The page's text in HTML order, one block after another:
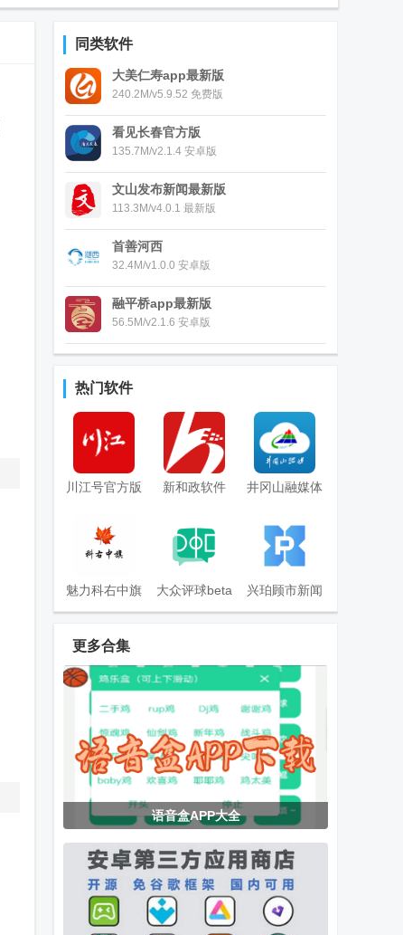
同类软件
大美仁寿app最新版
240.2M/v5.9.52 免费版
看见长春官方版
135.7M/v2.1.4 安卓版
文山发布新闻最新版
113.3M/v4.0.1 最新版
首善河西
32.4M/v1.0.0 安卓版
融平桥app最新版
56.5M/v2.1.6 安卓版
热门软件
川江号官方版 新和政软件
井冈山融媒体
魅力科右中旗
app平台
大众评球beta
app官方版
兴珀顾市新闻
资讯app手机
大美东丰手机
客户端
智慧林西融媒
云上巩义官方
版
灵虎影视app
最新版
app免费版
嗅探大师app
最新版
绿城集团绿小
服app
玄武TV电视版 乘风TV电视版
更多合集
语音盒APP大全